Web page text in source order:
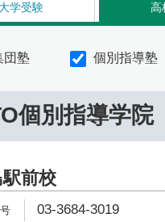
大学受験 高
団塾 個別指導塾
個別指導学院
前校
03-3684-3019